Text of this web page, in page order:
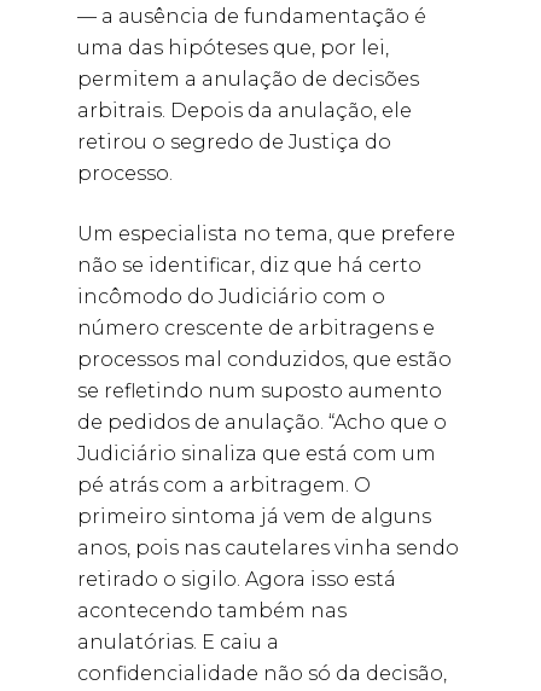
— a ausência de fundamentação é
uma das hipóteses que, por lei,
permitem a anulação de decisões
arbitrais. Depois da anulação, ele
retirou o segredo de Justiça do
processo.
Um especialista no tema, que prefere
não se identificar, diz que há certo
incômodo do Judiciário com o
número crescente de arbitragens e
processos mal conduzidos, que estão
se refletindo num suposto aumento
de pedidos de anulação. “Acho que o
Judiciário sinaliza que está com um
pé atrás com a arbitragem. O
primeiro sintoma já vem de alguns
anos, pois nas cautelares vinha sendo
retirado o sigilo. Agora isso está
acontecendo também nas
anulatórias. E caiu a
confidencialidade não só da decisão,